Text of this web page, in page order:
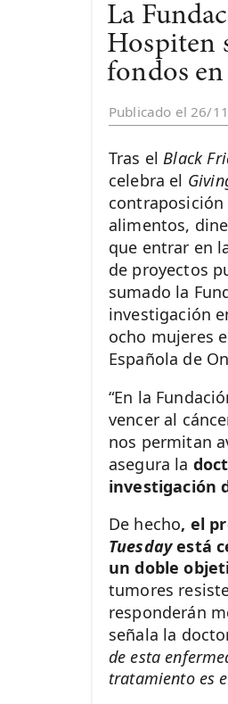
La
Hospiten
fondos
Publicado el 26/
Tras el Black
celebra el
contraposición
alimentos,
que entrar en
de proyectos
sumado la
investigación
ocho mujeres
Española de
“En la
vencer al
nos permitan
asegura la
investigación
De hecho, el
Tuesdayestá
un doble
tumores
responderán
señala la
de esta
tratamiento es